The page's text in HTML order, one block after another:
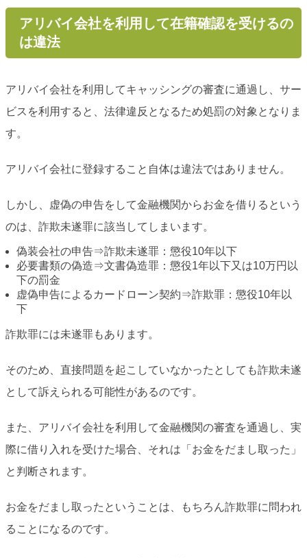
アリバイ会社を利用して在籍確認を受けるの
は違法
アリバイ会社を利用してキャッシングの審査に通過し、サー
ビスを利用すると、法律違反となるため処罰の対象となりま
す。
アリバイ会社に登録すること自体は違法ではありません。
しかし、虚偽の申告をして金融機関からお金を借りるという
のは、詐欺未遂罪に該当してしまいます。
偽装会社の申告⇒詐欺未遂罪：懲役10年以下
必要書類の偽造⇒文書偽造罪：懲役1年以下又は10万円以
下の罰金
虚偽申告によるカードローン契約⇒詐欺罪：懲役10年以
下
詐欺罪には未遂罪もあります。
そのため、直接問題を起こしていなかったとしても詐欺未遂
として訴えられる可能性があるのです。
また、アリバイ会社を利用して金融機関の審査を通過し、実
際に借り入れを受けた場合、それは「お金をだまし取った」
と判断されます。
お金をだまし取ったということは、もちろん詐欺罪に問われ
ることになるのです。